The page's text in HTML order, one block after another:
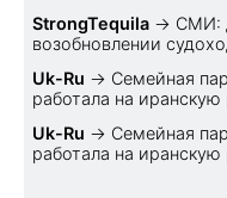
StrongTequila → СМИ:
возобновлении
Uk-Ru → Семейная
работала на иранскую
Uk-Ru → Семейная
работала на иранскую